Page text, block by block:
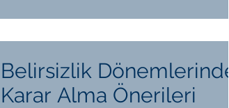
Belirsizlik Dönemlerinde
Karar Alma Önerileri